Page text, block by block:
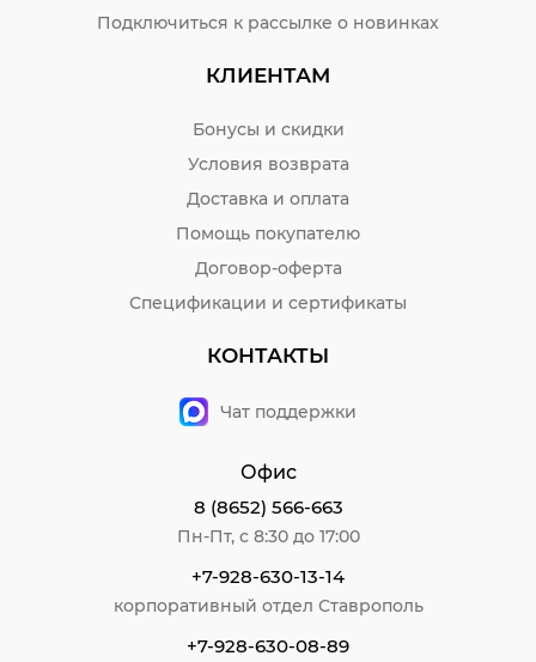
Подключиться к рассылке о новинках
КЛИЕНТАМ
Бонусы и скидки
Условия возврата
Доставка и оплата
Помощь покупателю
Договор-оферта
Спецификации и сертификаты
КОНТАКТЫ
Чат поддержки
Офис
8 (8652) 566-663
Пн-Пт, с 8:30 до 17:00
+7-928-630-13-14
корпоративный отдел Ставрополь
+7-928-630-08-89